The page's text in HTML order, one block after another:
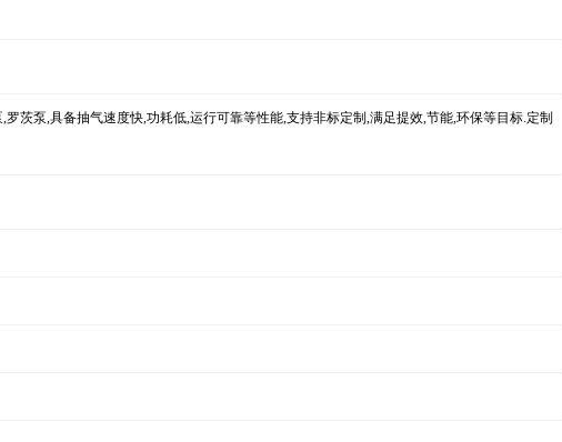
茨泵,具备抽气速度快,功耗低,运行可靠等性能,支持非标定制,满足提效,节能,环保等目标.定制